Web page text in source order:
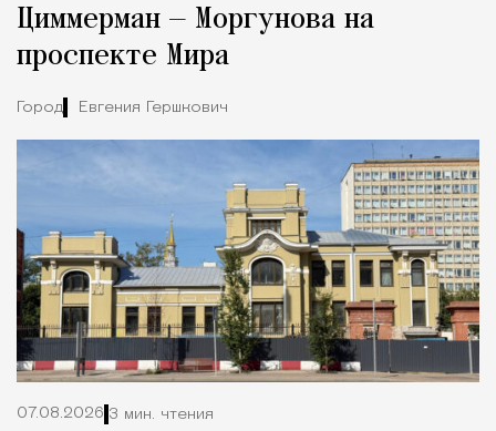
Циммерман — Моргунова на
проспекте Мира
Город Евгения Гершкович
07.08.2026 3 мин. чтения